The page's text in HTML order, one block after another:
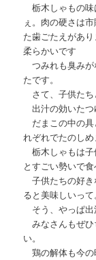
栃木しゃもの
ぇ。肉の硬さは
た歯ごたえがあ
柔らかいです
つみれも臭みが
たです。
さて、子供たち
出汁の効いたつ
だまこの中の具
れぞれでたのしめ
栃木しゃもは子
とすごい勢いで食
子供たちの好き
ると美味しいって。
そう、やっぱ出
みなさんもぜひ
い。
鶏の解体も今の